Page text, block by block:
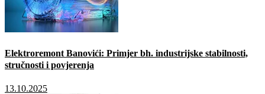
Elektroremont Banovići: Primjer bh. industrijske stabilnosti,
stručnosti i povjerenja
13.10.2025